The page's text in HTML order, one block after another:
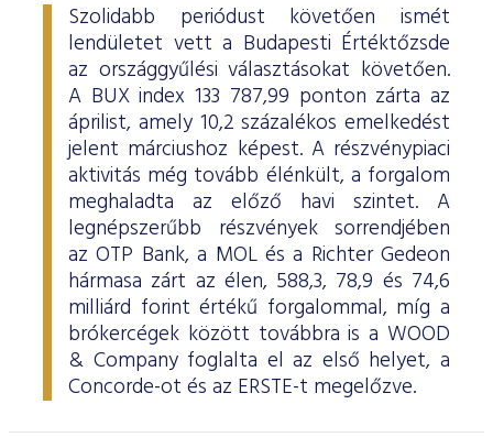
Szolidabb periódust követően ismét
lendületet vett a Budapesti Értéktőzsde
az országgyűlési választásokat követően.
A BUX index 133 787,99 ponton zárta az
áprilist, amely 10,2 százalékos emelkedést
jelent márciushoz képest. A részvénypiaci
aktivitás még tovább élénkült, a forgalom
meghaladta az előző havi szintet. A
legnépszerűbb részvények sorrendjében
az OTP Bank, a MOL és a Richter Gedeon
hármasa zárt az élen, 588,3, 78,9 és 74,6
milliárd forint értékű forgalommal, míg a
brókercégek között továbbra is a WOOD
& Company foglalta el az első helyet, a
Concorde-ot és az ERSTE-t megelőzve.